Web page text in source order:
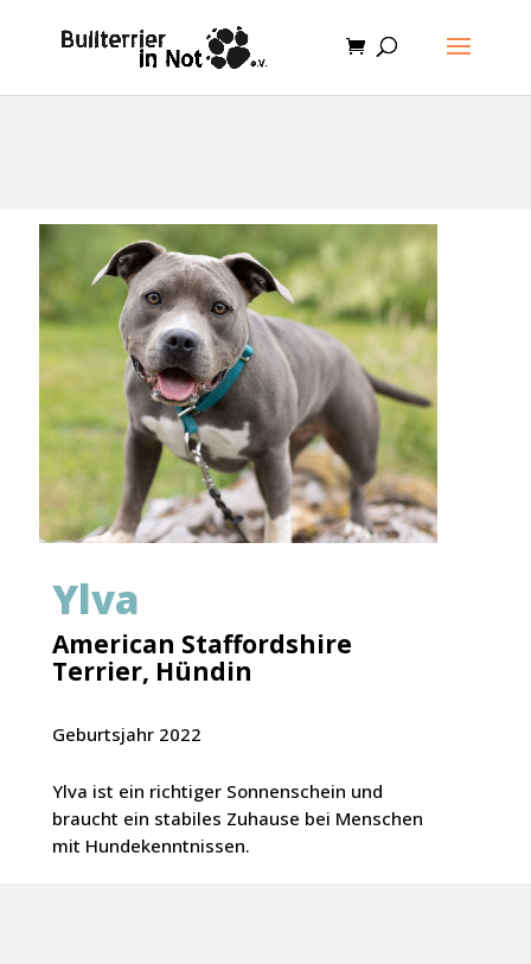
Ylva
American Staffordshire
Terrier, Hündin
Geburtsjahr 2022
Ylva ist ein richtiger Sonnenschein und
braucht ein stabiles Zuhause bei Menschen
mit Hundekenntnissen.